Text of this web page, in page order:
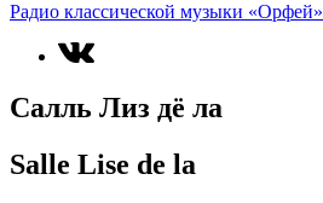
Радио классической музыки «Орфей»
Салль Лиз дё ла
Salle Lise de la